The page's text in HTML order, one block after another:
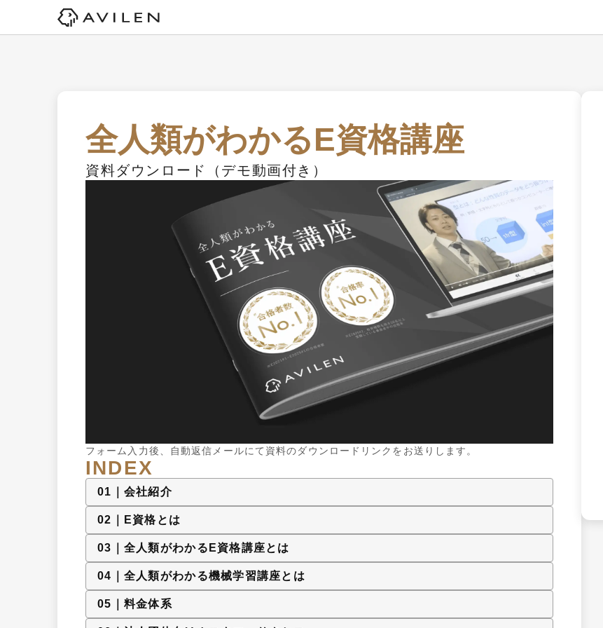
全人類がわかるE資格講座
資料ダウンロード（デモ動画付き）
フォーム入力後、自動返信メールにて資料のダウンロードリンクをお送りします。
INDEX
01 会社紹介
02 E資格とは
03 全人類がわかるE資格講座とは
04 全人類がわかる機械学習講座とは
05 料金体系